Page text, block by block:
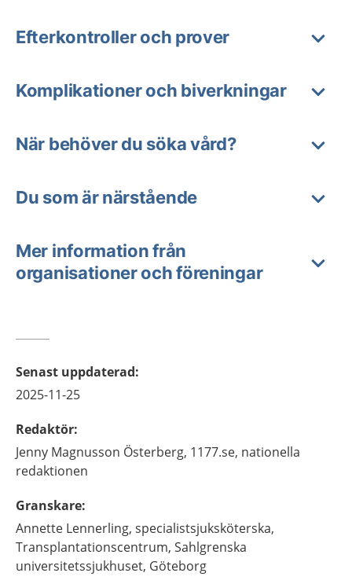
Efterkontroller och prover
Komplikationer och biverkningar
När behöver du söka vård?
Du som är närstående
Mer information från
organisationer och föreningar
Senast uppdaterad:
2025-11-25
Redaktör:
Jenny Magnusson Österberg, 1177.se, nationella
redaktionen
Granskare:
Annette Lennerling, specialistsjuksköterska,
Transplantationscentrum, Sahlgrenska
universitetssjukhuset, Göteborg